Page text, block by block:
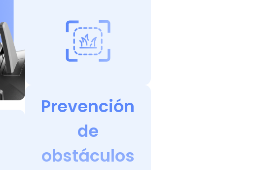
Prevención
de
obstáculos